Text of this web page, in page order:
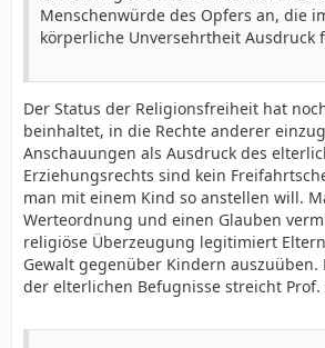
Menschenwürde des Opfers an, die
körperliche Unversehrtheit Ausdruck
Der Status der Religionsfreiheit hat
beinhaltet, in die Rechte anderer
Anschauungen als Ausdruck des
Erziehungsrechts sind kein
man mit einem Kind so anstellen will.
Werteordnung und einen Glauben
religiöse Überzeugung legitimiert
Gewalt gegenüber Kindern auszuüben.
der elterlichen Befugnisse streicht